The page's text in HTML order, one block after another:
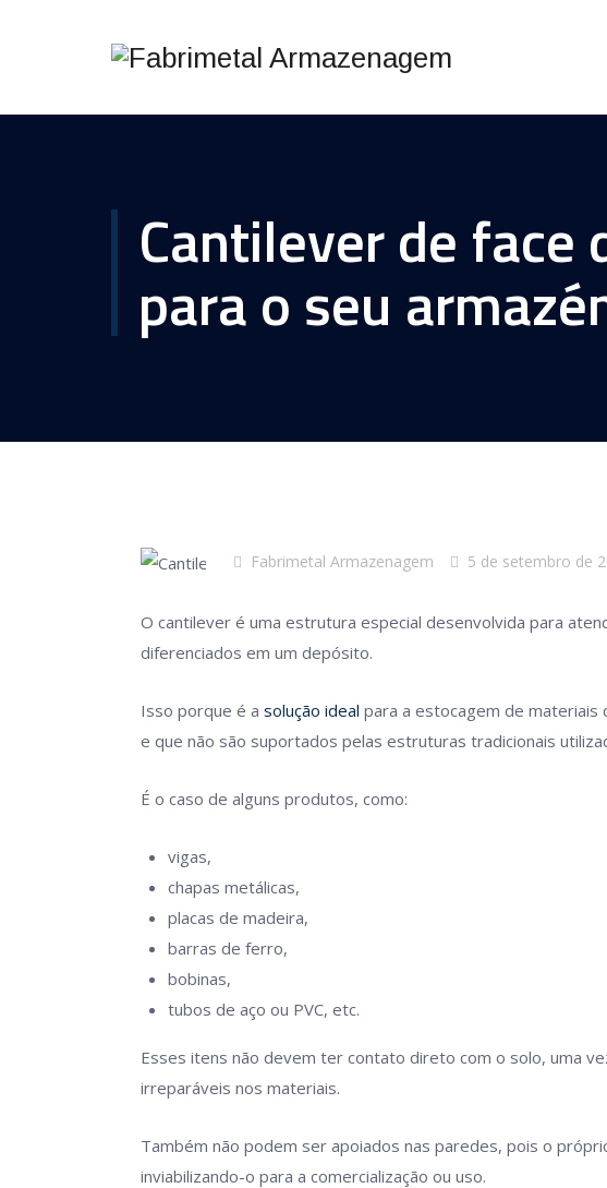
Cantilever de face
para o seu
Fabrimetal Armazenagem 5 de setembro de
O cantilever é uma estrutura especial desenvolvida para
diferenciados em um depósito.
Isso porque é a solução ideal para a estocagem de materiais
e que não são suportados pelas estruturas tradicionais
É o caso de alguns produtos, como:
vigas,
chapas metálicas,
placas de madeira,
barras de ferro,
bobinas,
tubos de aço ou PVC, etc.
Esses itens não devem ter contato direto com o solo, uma
irreparáveis nos materiais.
Também não podem ser apoiados nas paredes, pois o
inviabilizando-o para a comercialização ou uso.